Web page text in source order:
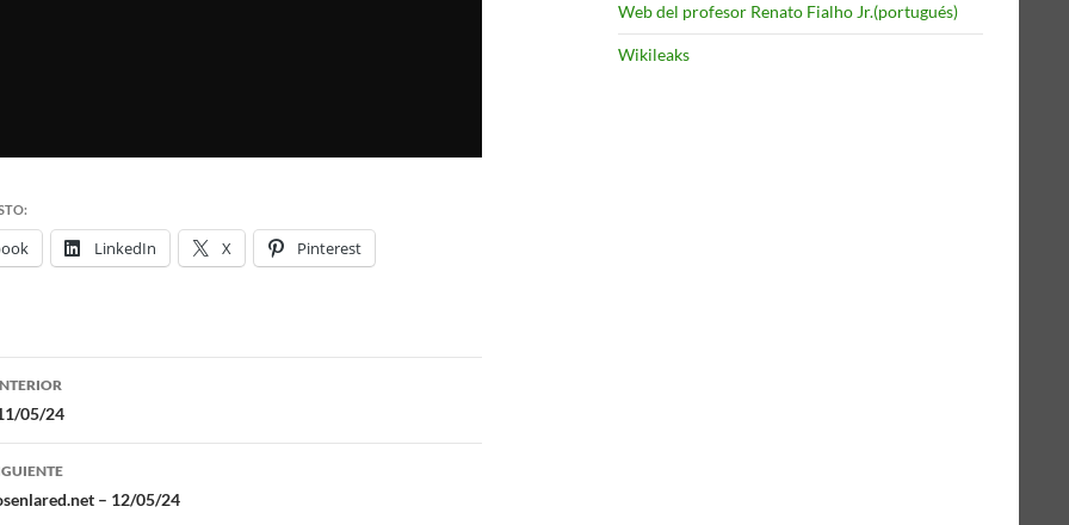
LinkedIn X Pinterest
05/24
– 12/05/24
Web del profesor Renato Fialho Jr.(portugués)
Wikileaks